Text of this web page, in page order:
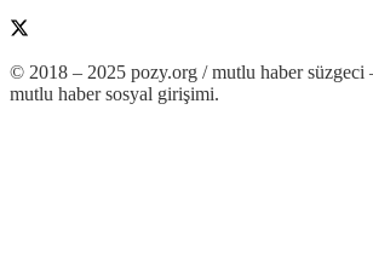
© 2018 – 2025 pozy.org / mutlu haber süzgeci
mutlu haber sosyal girişimi.